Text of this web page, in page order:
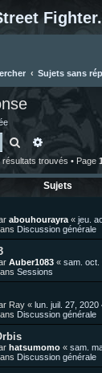
Sujets sans
Rechercher
Recherche
résultats trouvés • Page 1
Sujets
abouhourayra « jeu.
Discussion générale
Auber1083 « sam. oct.
Sessions
Ray « lun. juil. 27, 2020
Discussion générale
hatsumomo « sam.
Discussion générale